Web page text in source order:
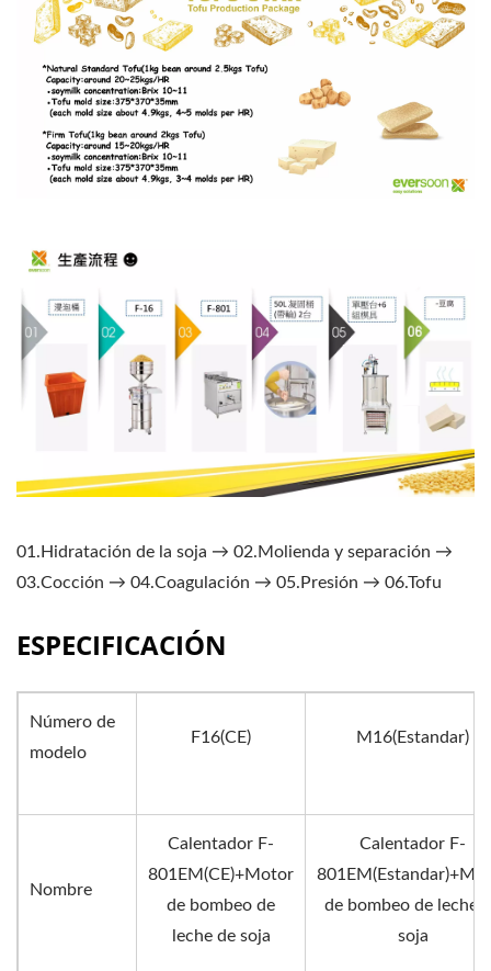
01.Hidratación de la soja → 02.Molienda y separación →
03.Cocción → 04.Coagulación → 05.Presión → 06.Tofu
ESPECIFICACIÓN
Número de
modelo
F16(CE) M16(Estandar)
Nombre
Calentador F-
801EM(CE)+Motor
de bombeo de
leche de soja
Calentador F-
de bombeo de leche
soja